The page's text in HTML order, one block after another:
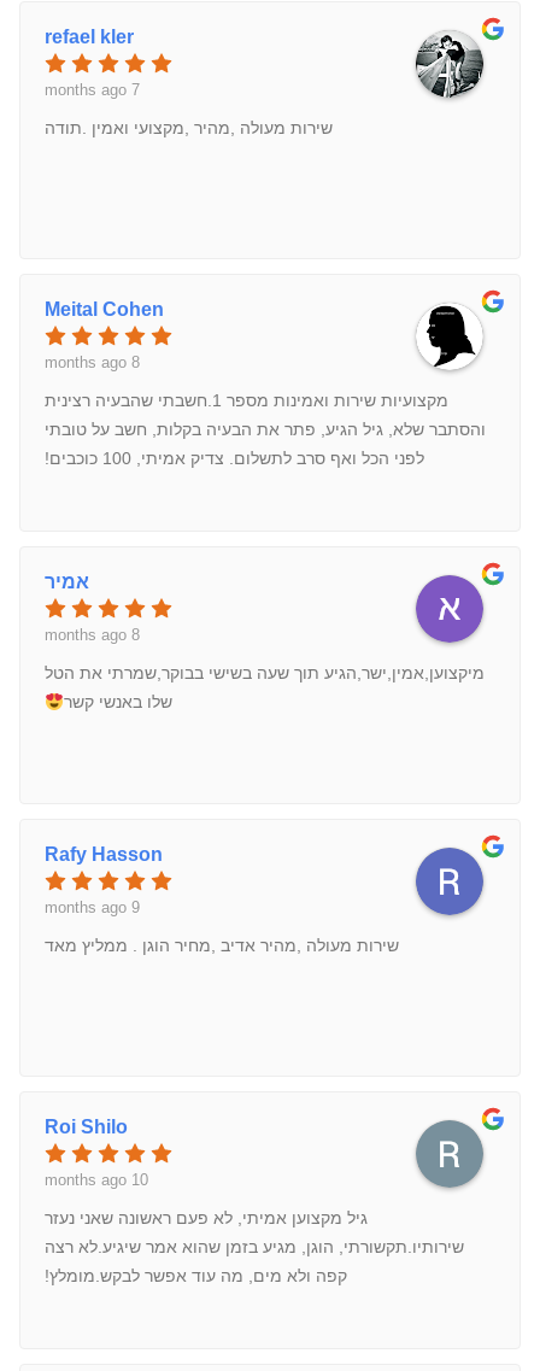
refael kler
7 months ago
שירות מעולה ,מהיר ,מקצועי ואמין .תודה
Meital Cohen
8 months ago
מקצועיות שירות ואמינות מספר 1.חשבתי שהבעיה רצינית
והסתבר שלא, גיל הגיע, פתר את הבעיה בקלות, חשב על טובתי
לפני הכל ואף סרב לתשלום. צדיק אמיתי, 100 כוכבים!
אמיר
8 months ago
מיקצוען,אמין,ישר,הגיע תוך שעה בשישי בבוקר,שמרתי את הטל
שלו באנשי קשר
Rafy Hasson
9 months ago
שירות מעולה ,מהיר אדיב ,מחיר הוגן . ממליץ מאד
Roi Shilo
10 months ago
גיל מקצוען אמיתי, לא פעם ראשונה שאני נעזר
שירותיו.תקשורתי, הוגן, מגיע בזמן שהוא אמר שיגיע.לא רצה
קפה ולא מים, מה עוד אפשר לבקש.מומלץ!